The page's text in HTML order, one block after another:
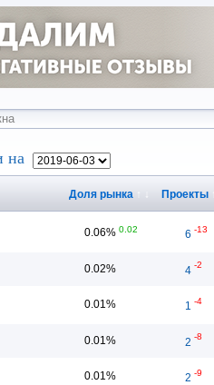
на
Доля рынка Проекты
0.06% 0.02 6 -13
0.02% 4 -2
0.01% 1 -4
0.01% 2 -8
0.01% 2 -9